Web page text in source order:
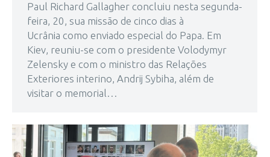
Paul Richard Gallagher concluiu nesta segunda-
feira, 20, sua missão de cinco dias à
Ucrânia como enviado especial do Papa. Em
Kiev, reuniu-se com o presidente Volodymyr
Zelensky e com o ministro das Relações
Exteriores interino, Andrij Sybiha, além de
visitar o memorial…